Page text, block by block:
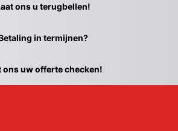
ons u terugbellen!
in termijnen?
ons uw offerte checken!